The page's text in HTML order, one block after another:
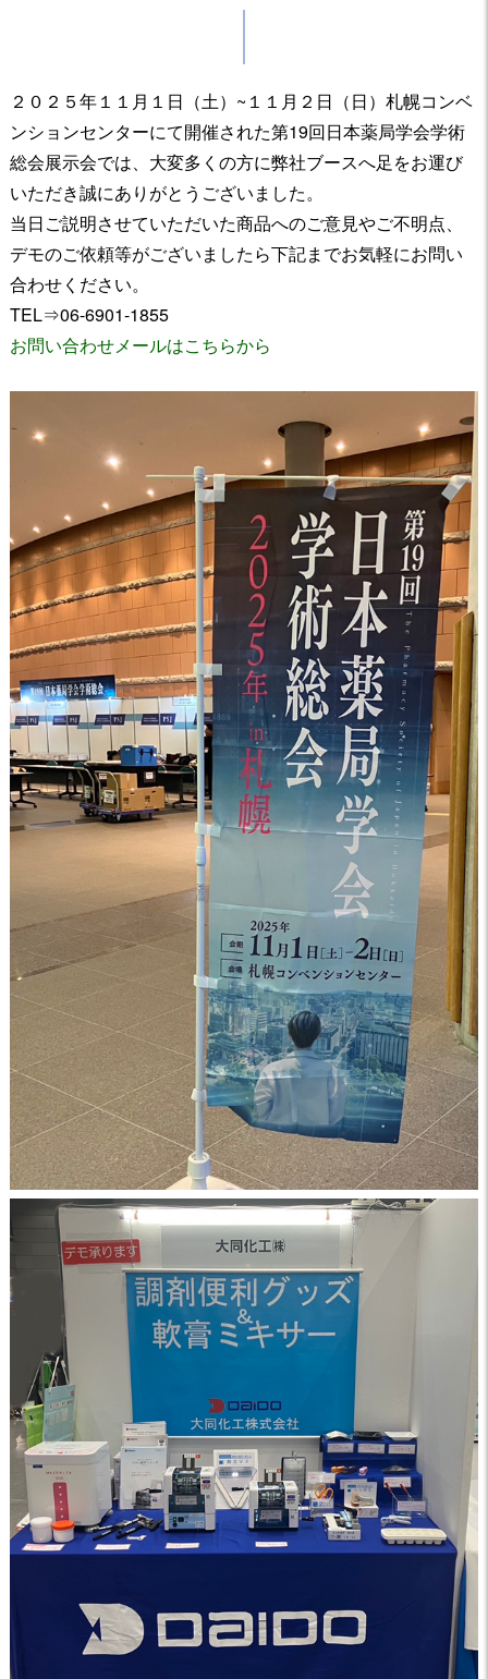
２０２５年１１月１日（土）~１１月２日（日）札幌コンベ
ンションセンターにて開催された第19回日本薬局学会学術
総会展示会では、大変多くの方に弊社ブースへ足をお運び
いただき誠にありがとうございました。
当日ご説明させていただいた商品へのご意見やご不明点、
デモのご依頼等がございましたら下記までお気軽にお問い
合わせください。
TEL⇒06-6901-1855
お問い合わせメールはこちらから